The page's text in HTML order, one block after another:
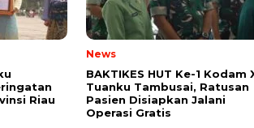
Riau
News
BAKTIKES HUT Ke-1 Kodam
Tuanku Tambusai, Ratusan
Pasien Disiapkan Jalani
Operasi Gratis